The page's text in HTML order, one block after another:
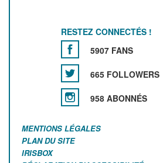
RESTEZ CONNECTÉS !
5907 FANS
665 FOLLOWERS
958 ABONNÉS
MENTIONS LÉGALES
PLAN DU SITE
IRISBOX